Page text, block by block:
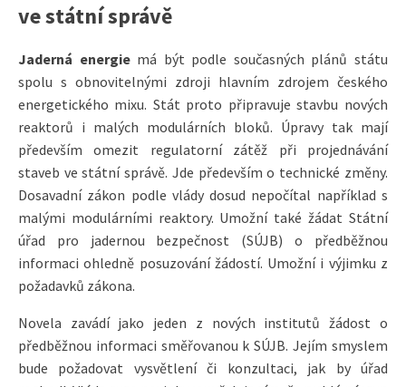
ve státní správě
Jaderná energiemá být podle současných plánů státu
spolu s obnovitelnými zdroji hlavním zdrojem českého
energetického mixu. Stát proto připravuje stavbu nových
reaktorů i malých modulárních bloků. Úpravy tak mají
především omezit regulatorní zátěž při projednávání
staveb ve státní správě. Jde především o technické změny.
Dosavadní zákon podle vlády dosud nepočítal například s
malými modulárními reaktory. Umožní také žádat Státní
úřad pro jadernou bezpečnost (SÚJB) o předběžnou
informaci ohledně posuzování žádostí. Umožní i výjimku z
požadavků zákona.
Novela zavádí jako jeden z nových institutů žádost o
předběžnou informaci směřovanou k SÚJB. Jejím smyslem
bude požadovat vysvětlení či konzultaci, jak by úřad